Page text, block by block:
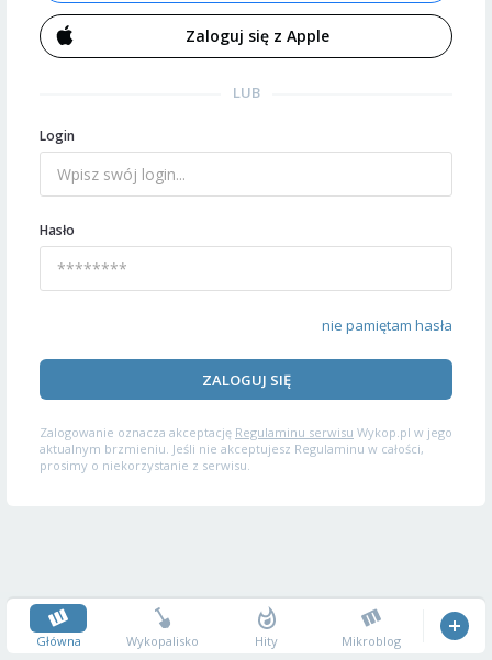
Zaloguj się z Apple
LUB
Login
Hasło
nie pamiętam hasła
ZALOGUJ SIĘ
Zalogowanie oznacza akceptację Regulaminu serwisu Wykop.pl w jego
aktualnym brzmieniu. Jeśli nie akceptujesz Regulaminu w całości,
prosimy o niekorzystanie z serwisu.
Główna Wykopalisko Hity Mikroblog